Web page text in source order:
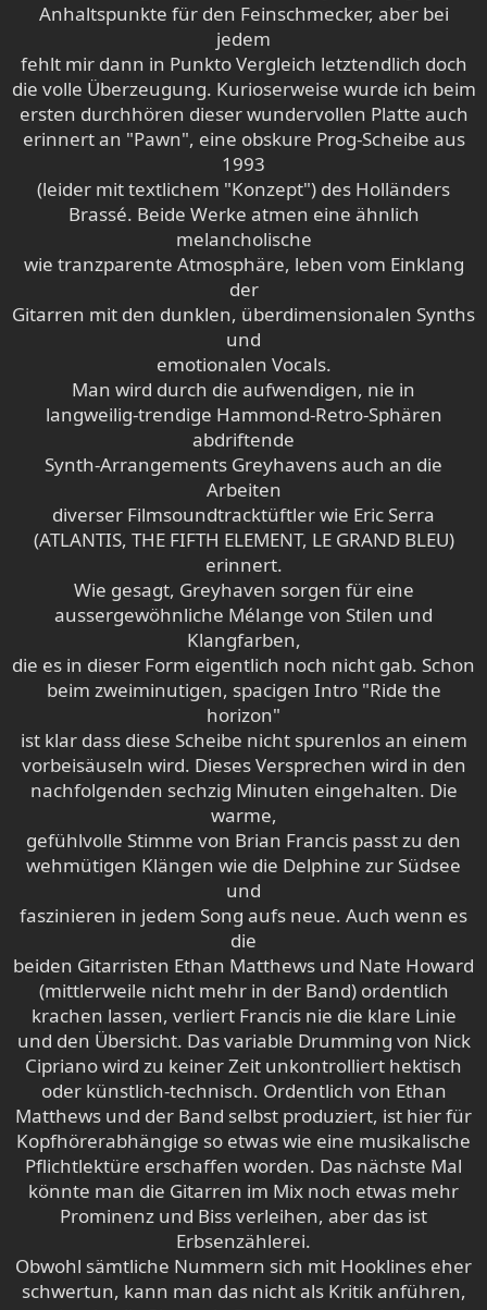
Anhaltspunkte für den Feinschmecker, aber bei
jedem
fehlt mir dann in Punkto Vergleich letztendlich doch
die volle Überzeugung. Kurioserweise wurde ich beim
ersten durchhören dieser wundervollen Platte auch
erinnert an "Pawn", eine obskure Prog-Scheibe aus
1993
(leider mit textlichem "Konzept") des Holländers
Brassé. Beide Werke atmen eine ähnlich
melancholische
wie tranzparente Atmosphäre, leben vom Einklang
der
Gitarren mit den dunklen, überdimensionalen Synths
und
emotionalen Vocals.
Man wird durch die aufwendigen, nie in
langweilig-trendige Hammond-Retro-Sphären
abdriftende
Synth-Arrangements Greyhavens auch an die
Arbeiten
diverser Filmsoundtracktüftler wie Eric Serra
(ATLANTIS, THE FIFTH ELEMENT, LE GRAND BLEU)
erinnert.
Wie gesagt, Greyhaven sorgen für eine
aussergewöhnliche Mélange von Stilen und
Klangfarben,
die es in dieser Form eigentlich noch nicht gab. Schon
beim zweiminutigen, spacigen Intro "Ride the
horizon"
ist klar dass diese Scheibe nicht spurenlos an einem
vorbeisäuseln wird. Dieses Versprechen wird in den
nachfolgenden sechzig Minuten eingehalten. Die
warme,
gefühlvolle Stimme von Brian Francis passt zu den
wehmütigen Klängen wie die Delphine zur Südsee
und
faszinieren in jedem Song aufs neue. Auch wenn es
die
beiden Gitarristen Ethan Matthews und Nate Howard
(mittlerweile nicht mehr in der Band) ordentlich
krachen lassen, verliert Francis nie die klare Linie
und den Übersicht. Das variable Drumming von Nick
Cipriano wird zu keiner Zeit unkontrolliert hektisch
oder künstlich-technisch. Ordentlich von Ethan
Matthews und der Band selbst produziert, ist hier für
Kopfhörerabhängige so etwas wie eine musikalische
Pflichtlektüre erschaffen worden. Das nächste Mal
könnte man die Gitarren im Mix noch etwas mehr
Prominenz und Biss verleihen, aber das ist
Erbsenzählerei.
Obwohl sämtliche Nummern sich mit Hooklines eher
schwertun, kann man das nicht als Kritik anführen,